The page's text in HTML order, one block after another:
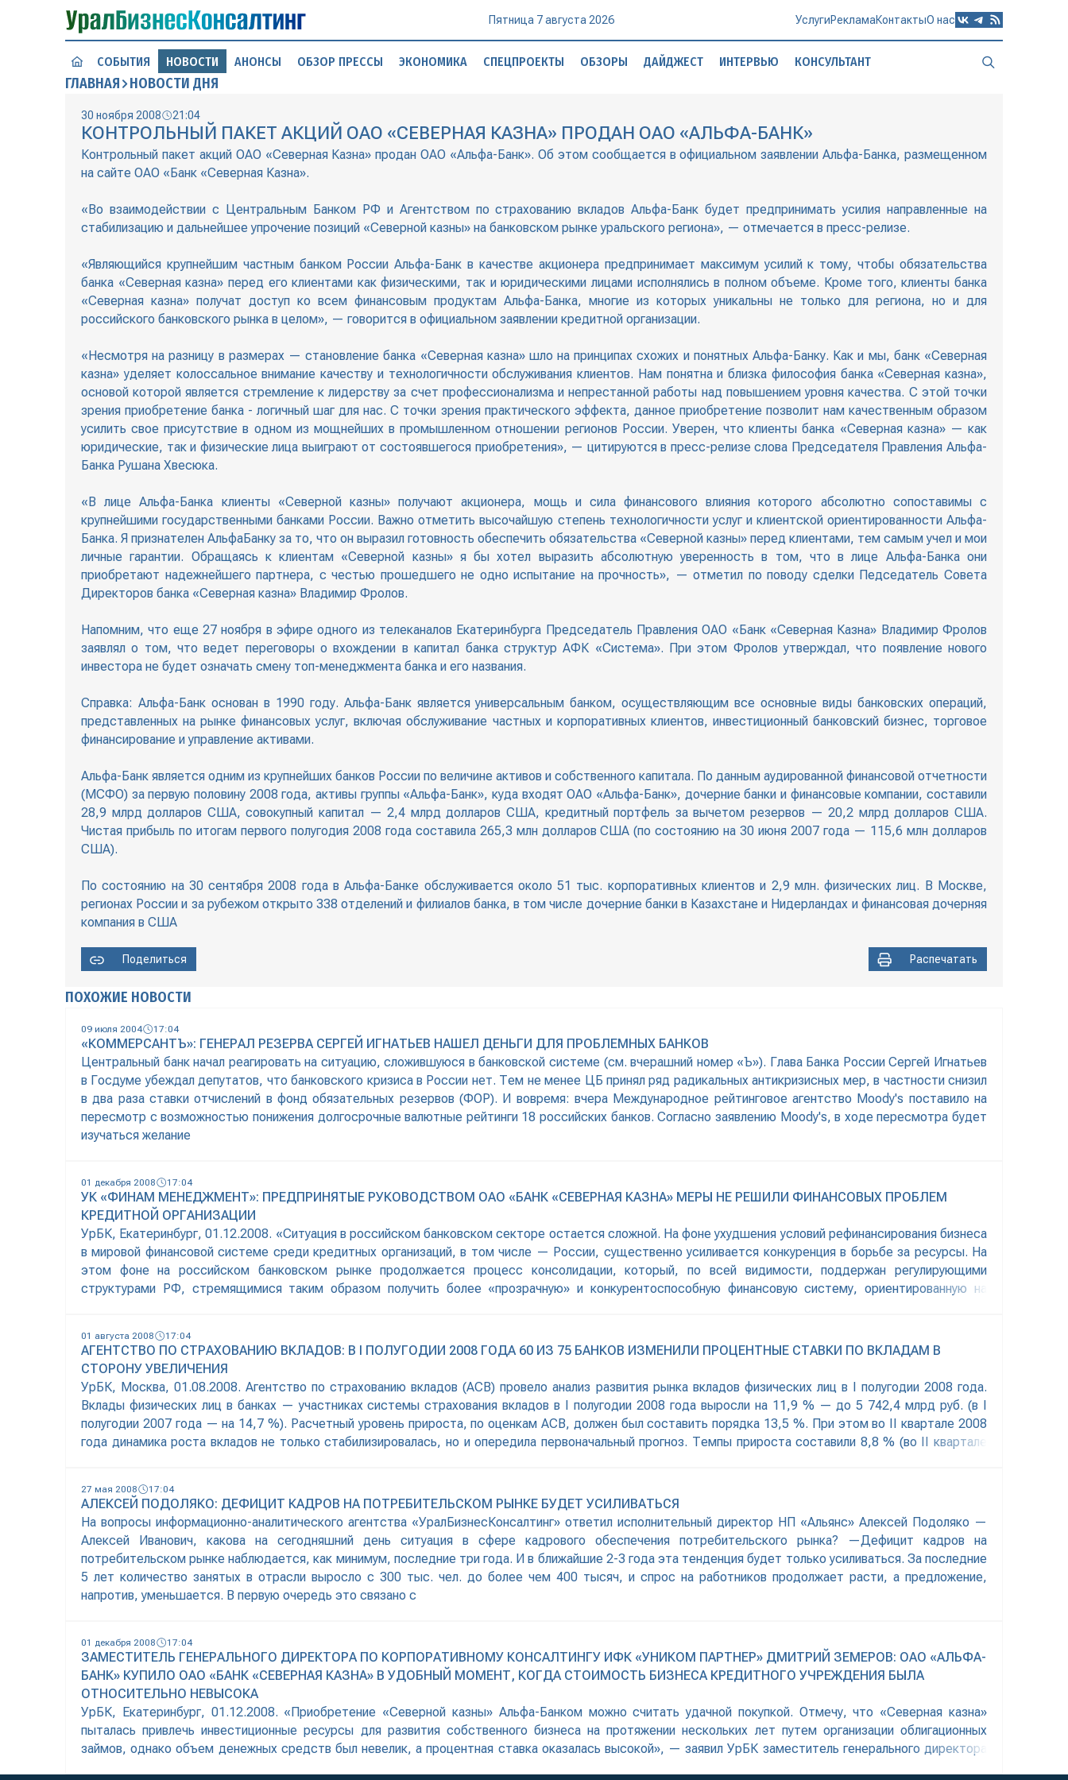
Пятница 7 августа 2026 УслугиРекламаКонтактыО нас
СОБЫТИЯ НОВОСТИ АНОНСЫ ОБЗОР ПРЕССЫ ЭКОНОМИКА СПЕЦПРОЕКТЫ ОБЗОРЫ ДАЙДЖЕСТ ИНТЕРВЬЮ КОНСУЛЬТАНТ
ГЛАВНАЯ НОВОСТИ ДНЯ
30 ноября 2008 21:04
КОНТРОЛЬНЫЙ ПАКЕТ АКЦИЙ ОАО «СЕВЕРНАЯ КАЗНА» ПРОДАН ОАО «АЛЬФА-БАНК»
Контрольный пакет акций ОАО «Северная Казна» продан ОАО «Альфа-Банк». Об этом сообщается в официальном заявлении Альфа-Банка, размещенном
на сайте ОАО «Банк «Северная Казна».
«Во взаимодействии с Центральным Банком РФ и Агентством по страхованию вкладов Альфа-Банк будет предпринимать усилия направленные на
стабилизацию и дальнейшее упрочение позиций «Северной казны» на банковском рынке уральского региона», — отмечается в пресс-релизе.
«Являющийся крупнейшим частным банком России Альфа-Банк в качестве акционера предпринимает максимум усилий к тому, чтобы обязательства
банка «Северная казна» перед его клиентами как физическими, так и юридическими лицами исполнялись в полном объеме. Кроме того, клиенты банка
«Северная казна» получат доступ ко всем финансовым продуктам Альфа-Банка, многие из которых уникальны не только для региона, но и для
российского банковского рынка в целом», — говорится в официальном заявлении кредитной организации.
«Несмотря на разницу в размерах — становление банка «Северная казна» шло на принципах схожих и понятных Альфа-Банку. Как и мы, банк «Северная
казна» уделяет колоссальное внимание качеству и технологичности обслуживания клиентов. Нам понятна и близка философия банка «Северная казна»,
основой которой является стремление к лидерству за счет профессионализма и непрестанной работы над повышением уровня качества. С этой точки
зрения приобретение банка - логичный шаг для нас. С точки зрения практического эффекта, данное приобретение позволит нам качественным образом
усилить свое присутствие в одном из мощнейших в промышленном отношении регионов России. Уверен, что клиенты банка «Северная казна» — как
юридические, так и физические лица выиграют от состоявшегося приобретения», — цитируются в пресс-релизе слова Председателя Правления Альфа-
Банка Рушана Хвесюка.
«В лице Альфа-Банка клиенты «Северной казны» получают акционера, мощь и сила финансового влияния которого абсолютно сопоставимы с
крупнейшими государственными банками России. Важно отметить высочайшую степень технологичности услуг и клиентской ориентированности Альфа-
Банка. Я признателен АльфаБанку за то, что он выразил готовность обеспечить обязательства «Северной казны» перед клиентами, тем самым учел и мои
личные гарантии. Обращаясь к клиентам «Северной казны» я бы хотел выразить абсолютную уверенность в том, что в лице Альфа-Банка они
приобретают надежнейшего партнера, с честью прошедшего не одно испытание на прочность», — отметил по поводу сделки Педседатель Совета
Директоров банка «Северная казна» Владимир Фролов.
Напомним, что еще 27 ноября в эфире одного из телеканалов Екатеринбурга Председатель Правления ОАО «Банк «Северная Казна» Владимир Фролов
заявлял о том, что ведет переговоры о вхождении в капитал банка структур АФК «Система». При этом Фролов утверждал, что появление нового
инвестора не будет означать смену топ-менеджмента банка и его названия.
Справка: Альфа-Банк основан в 1990 году. Альфа-Банк является универсальным банком, осуществляющим все основные виды банковских операций,
представленных на рынке финансовых услуг, включая обслуживание частных и корпоративных клиентов, инвестиционный банковский бизнес, торговое
финансирование и управление активами.
Альфа-Банк является одним из крупнейших банков России по величине активов и собственного капитала. По данным аудированной финансовой отчетности
(МСФО) за первую половину 2008 года, активы группы «Альфа-Банк», куда входят ОАО «Альфа-Банк», дочерние банки и финансовые компании, составили
28,9 млрд долларов США, совокупный капитал — 2,4 млрд долларов США, кредитный портфель за вычетом резервов — 20,2 млрд долларов США.
Чистая прибыль по итогам первого полугодия 2008 года составила 265,3 млн долларов США (по состоянию на 30 июня 2007 года — 115,6 млн долларов
США).
По состоянию на 30 сентября 2008 года в Альфа-Банке обслуживается около 51 тыс. корпоративных клиентов и 2,9 млн. физических лиц. В Москве,
регионах России и за рубежом открыто 338 отделений и филиалов банка, в том числе дочерние банки в Казахстане и Нидерландах и финансовая дочерняя
компания в США
Поделиться Распечатать
ПОХОЖИЕ НОВОСТИ
09 июля 2004 17:04
«КОММЕРСАНТЪ»: ГЕНЕРАЛ РЕЗЕРВА СЕРГЕЙ ИГНАТЬЕВ НАШЕЛ ДЕНЬГИ ДЛЯ ПРОБЛЕМНЫХ БАНКОВ
Центральный банк начал реагировать на ситуацию, сложившуюся в банковской системе (см. вчерашний номер «Ъ»). Глава Банка России Сергей Игнатьев
в Госдуме убеждал депутатов, что банковского кризиса в России нет. Тем не менее ЦБ принял ряд радикальных антикризисных мер, в частности снизил
в два раза ставки отчислений в фонд обязательных резервов (ФОР). И вовремя: вчера Международное рейтинговое агентство Moody's поставило на
пересмотр с возможностью понижения долгосрочные валютные рейтинги 18 российских банков. Согласно заявлению Moody's, в ходе пересмотра будет
изучаться желание
01 декабря 2008 17:04
УК «ФИНАМ МЕНЕДЖМЕНТ»: ПРЕДПРИНЯТЫЕ РУКОВОДСТВОМ ОАО «БАНК «СЕВЕРНАЯ КАЗНА» МЕРЫ НЕ РЕШИЛИ ФИНАНСОВЫХ ПРОБЛЕМ
КРЕДИТНОЙ ОРГАНИЗАЦИИ
УрБК, Екатеринбург, 01.12.2008. «Ситуация в российском банковском секторе остается сложной. На фоне ухудшения условий рефинансирования бизнеса
в мировой финансовой системе среди кредитных организаций, в том числе — России, существенно усиливается конкуренция в борьбе за ресурсы. На
этом фоне на российском банковском рынке продолжается процесс консолидации, который, по всей видимости, поддержан регулирующими
структурами РФ, стремящимися таким образом получить более «прозрачную» и конкурентоспособную финансовую систему, ориентированную на
01 августа 2008 17:04
АГЕНТСТВО ПО СТРАХОВАНИЮ ВКЛАДОВ: В I ПОЛУГОДИИ 2008 ГОДА 60 ИЗ 75 БАНКОВ ИЗМЕНИЛИ ПРОЦЕНТНЫЕ СТАВКИ ПО ВКЛАДАМ В
СТОРОНУ УВЕЛИЧЕНИЯ
УрБК, Москва, 01.08.2008. Агентство по страхованию вкладов (АСВ) провело анализ развития рынка вкладов физических лиц в I полугодии 2008 года.
Вклады физических лиц в банках — участниках системы страхования вкладов в I полугодии 2008 года выросли на 11,9 % — до 5 742,4 млрд руб. (в I
полугодии 2007 года — на 14,7 %). Расчетный уровень прироста, по оценкам АСВ, должен был составить порядка 13,5 %. При этом во II квартале 2008
года динамика роста вкладов не только стабилизировалась, но и опередила первоначальный прогноз. Темпы прироста составили 8,8 % (во II квартале
27 мая 2008 17:04
АЛЕКСЕЙ ПОДОЛЯКО: ДЕФИЦИТ КАДРОВ НА ПОТРЕБИТЕЛЬСКОМ РЫНКЕ БУДЕТ УСИЛИВАТЬСЯ
На вопросы информационно-аналитического агентства «УралБизнесКонсалтинг» ответил исполнительный директор НП «Альянс» Алексей Подоляко —
Алексей Иванович, какова на сегодняшний день ситуация в сфере кадрового обеспечения потребительского рынка? —Дефицит кадров на
потребительском рынке наблюдается, как минимум, последние три года. И в ближайшие 2-3 года эта тенденция будет только усиливаться. За последние
5 лет количество занятых в отрасли выросло с 300 тыс. чел. до более чем 400 тысяч, и спрос на работников продолжает расти, а предложение,
напротив, уменьшается. В первую очередь это связано с
01 декабря 2008 17:04
ЗАМЕСТИТЕЛЬ ГЕНЕРАЛЬНОГО ДИРЕКТОРА ПО КОРПОРАТИВНОМУ КОНСАЛТИНГУ ИФК «УНИКОМ ПАРТНЕР» ДМИТРИЙ ЗЕМЕРОВ: ОАО «АЛЬФА-
БАНК» КУПИЛО ОАО «БАНК «СЕВЕРНАЯ КАЗНА» В УДОБНЫЙ МОМЕНТ, КОГДА СТОИМОСТЬ БИЗНЕСА КРЕДИТНОГО УЧРЕЖДЕНИЯ БЫЛА
ОТНОСИТЕЛЬНО НЕВЫСОКА
УрБК, Екатеринбург, 01.12.2008. «Приобретение «Северной казны» Альфа-Банком можно считать удачной покупкой. Отмечу, что «Северная казна»
пыталась привлечь инвестиционные ресурсы для развития собственного бизнеса на протяжении нескольких лет путем организации облигационных
займов, однако объем денежных средств был невелик, а процентная ставка оказалась высокой», — заявил УрБК заместитель генерального директора